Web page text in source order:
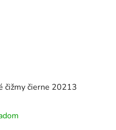
čižmy čierne 20213